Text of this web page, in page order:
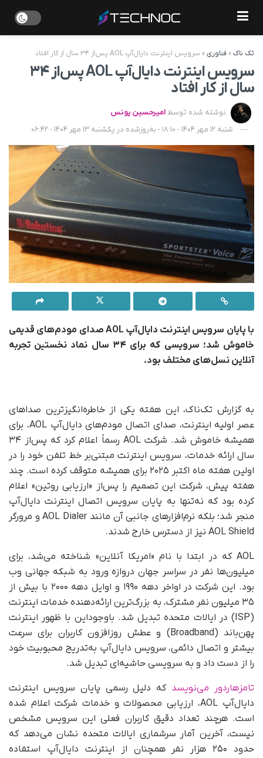
تک ناک» فناوری » سرویس اینترنت دایال‌آپ AOL پس‌از ۳۴ سال از کار افتاد
سرویس اینترنت دایال‌آپ AOL پس‌از ۳۴
سال از کار افتاد
نوشته شده توسط امیرحسین یونس
شنبه 12 مهر 1404 - 18:10 - به‌روزشده در یکشنبه 13 مهر 1404 - 06:42
با پایان سرویس اینترنت دایال‌آپ AOL صدای مودم‌های قدیمی
خاموش شد؛ سرویسی که برای ۳۴ سال نماد نخستین تجربه
آنلاین نسل‌های مختلف بود.
به گزارش تک‌ناک، این هفته یکی از خاطره‌انگیزترین صداهای
عصر اولیه اینترنت، صدای اتصال مودم‌های دایال‌آپ AOL، برای
همیشه خاموش شد. شرکت AOL رسماً اعلام کرد که پس‌از ۳۴
سال ارائه خدمات، سرویس اینترنت مبتنی‌بر خط تلفن خود را در
اولین هفته ماه اکتبر ۲۰۲۵ برای همیشه متوقف کرده است. چند
هفته پیش، شرکت این تصمیم را پس‌از «ارزیابی روتین» اعلام
کرده بود که نه‌تنها به پایان سرویس اتصال اینترنت دایال‌آپ
منجر شد‌؛ بلکه نرم‌افزارهای جانبی آن مانند AOL Dialer و مرورگر
AOL Shield نیز از دسترس خارج شدند.
AOL که در ابتدا با نام «امریکا آنلاین» شناخته می‌شد، برای
میلیون‌ها نفر در سراسر جهان دروازه ورود به شبکه جهانی وب
بود. این شرکت در اواخر دهه ۱۹۹۰ و اوایل دهه ۲۰۰۰ با بیش از
۳۵ میلیون نفر مشترک، به بزرگ‌ترین ارائه‌دهنده خدمات اینترنت
(ISP) در ایالات متحده تبدیل شد. باوجوداین با ظهور اینترنت
پهن‌باند (Broadband) و عطش روزافزون کاربران برای سرعت
بیشتر و اتصال دائمی، سرویس دایال‌آپ به‌تدریج محبوبیت خود
را از دست داد و به سرویسی حاشیه‌ای تبدیل شد.
تامزهاردور می‌نویسد که دلیل رسمی پایان سرویس اینترنت
دایال‌آپ AOL، ارزیابی محصولات و خدمات شرکت اعلام شده
است. هرچند تعداد دقیق کاربران فعلی این سرویس مشخص
نیست، آخرین آمار سرشماری ایالات متحده نشان می‌دهد که
حدود ۲۵۰ هزار نفر همچنان از اینترنت دایال‌آپ استفاده